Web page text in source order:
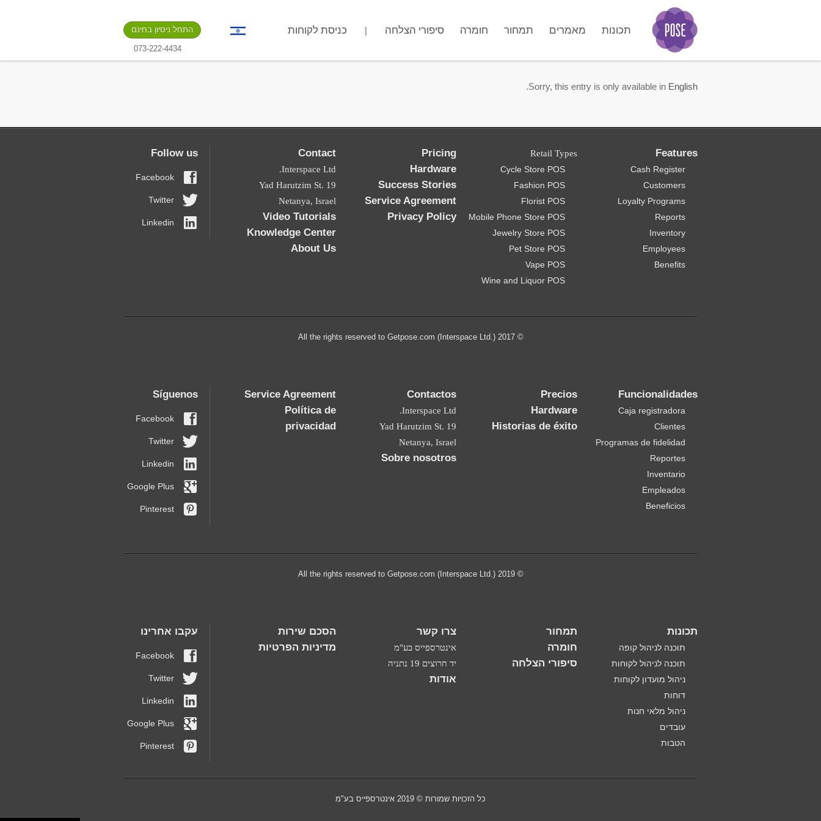
מה שם החנות שלך? .gotpose.com GO תכונות מאמרים תמחור חומרה סיפורי הצלחה | כניסת לקוחות התחל ניסיון בחינם
073-222-4434
Sorry, this entry is only available in English
.
Features
Cash Register
Customers
Loyalty Programs
Reports
Inventory
Employees
Benefits
Retail Types
Cycle Store POS
Fashion POS
Florist POS
Mobile Phone Store POS
Jewelry Store POS
Pet Store POS
Vape POS
Wine and Liquor POS
Pricing
Hardware
Success Stories
Service Agreement
Privacy Policy
Contact
Interspace Ltd.
19 Yad Harutzim St.
Netanya, Israel
Video Tutorials
Knowledge Center
About Us
Follow us
Facebook
Twitter
Linkedin
© 2017 All the rights reserved to Getpose.com (Interspace Ltd.)
Funcionalidades
Caja registradora
Clientes
Programas de fidelidad
Reportes
Inventario
Empleados
Beneficios
Precios
Hardware
Historias de éxito
Contactos
Interspace Ltd.
19 Yad Harutzim St.
Netanya, Israel
Sobre nosotros
Service Agreement
Política de
privacidad
Síguenos
Facebook
Twitter
Linkedin
Google Plus
Pinterest
© 2019 All the rights reserved to Getpose.com (Interspace Ltd.)
תכונות
תוכנה לניהול קופה
תוכנה לניהול לקוחות
ניהול מועדון לקוחות
דוחות
ניהול מלאי חנות
עובדים
הטבות
תמחור
חומרה
סיפורי הצלחה
צרו קשר
אינטרספייס בע"מ
יד חרוצים 19 נתניה
אודות
הסכם שירות
מדיניות הפרטיות
עקבו אחרינו
Facebook
Twitter
Linkedin
Google Plus
Pinterest
כל הזכויות שמורות © 2019 אינטרספייס בע"מ